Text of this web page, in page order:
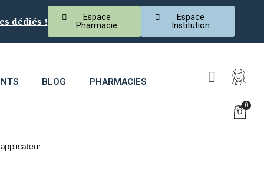
dédiés !
Espace
Pharmacie
Espace
Institution
BLOG PHARMACIES